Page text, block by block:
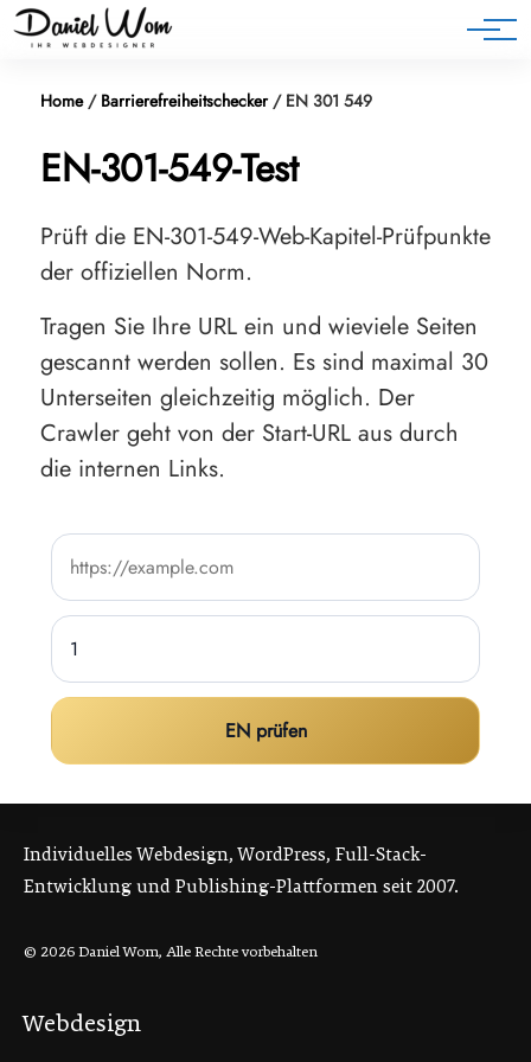
Blog
Home/ Barrierefreiheitschecker/ EN 301 549
EN-301-549-Test
Prüft die EN-301-549-Web-Kapitel-Prüfpunkte
der offiziellen Norm.
Tragen Sie Ihre URL ein und wieviele Seiten
gescannt werden sollen. Es sind maximal 30
Unterseiten gleichzeitig möglich. Der
Crawler geht von der Start-URL aus durch
die internen Links.
EN prüfen
Individuelles Webdesign, WordPress, Full-Stack-
Entwicklung und Publishing-Plattformen seit 2007.
© 2026 Daniel Wom, Alle Rechte vorbehalten
Webdesign